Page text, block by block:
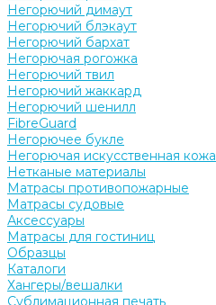
Негорючий димаут
Негорючий блэкаут
Негорючий бархат
Негорючая рогожка
Негорючий твил
Негорючий жаккард
Негорючий шенилл
FibreGuard
Негорючее букле
Негорючая искусственная кожа
Нетканые материалы
Матрасы противопожарные
Матрасы судовые
Аксессуары
Матрасы для гостиниц
Образцы
Каталоги
Хангеры/вешалки
Сублимационная печать